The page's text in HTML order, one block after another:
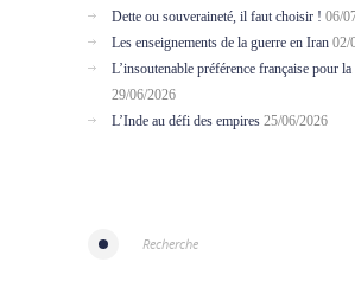
Dette ou souveraineté, il faut choisir ! 06/
Les enseignements de la guerre en Iran 02/
L’insoutenable préférence française pour la
29/06/2026
L’Inde au défi des empires 25/06/2026
Recherche